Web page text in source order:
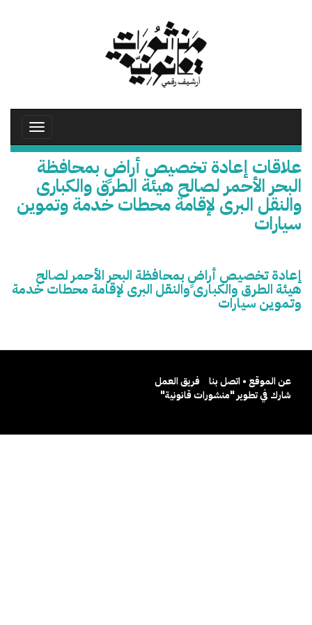
Toggle
علاقات إعادة تخصيص أراضٍ بمحافظة
البحر الأحمر لصالح هيئة الطرق والكبارى
والنقل البرى لإقامة محطات خدمة وتموين
سيارات
إعادة تخصيص أراضٍ بمحافظة البحر الأحمر لصالح
هيئة الطرق والكبارى والنقل البرى لإقامة محطات خدمة
وتموين سيارات
عن الموقع • اتصل بنا
فريق العمل
شارك في تطوير "منشورات قانونية"